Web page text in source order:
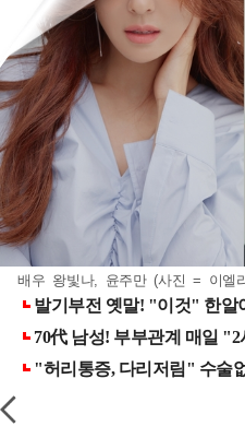
배우 왕빛나, 윤주만 (사진 = 이엘